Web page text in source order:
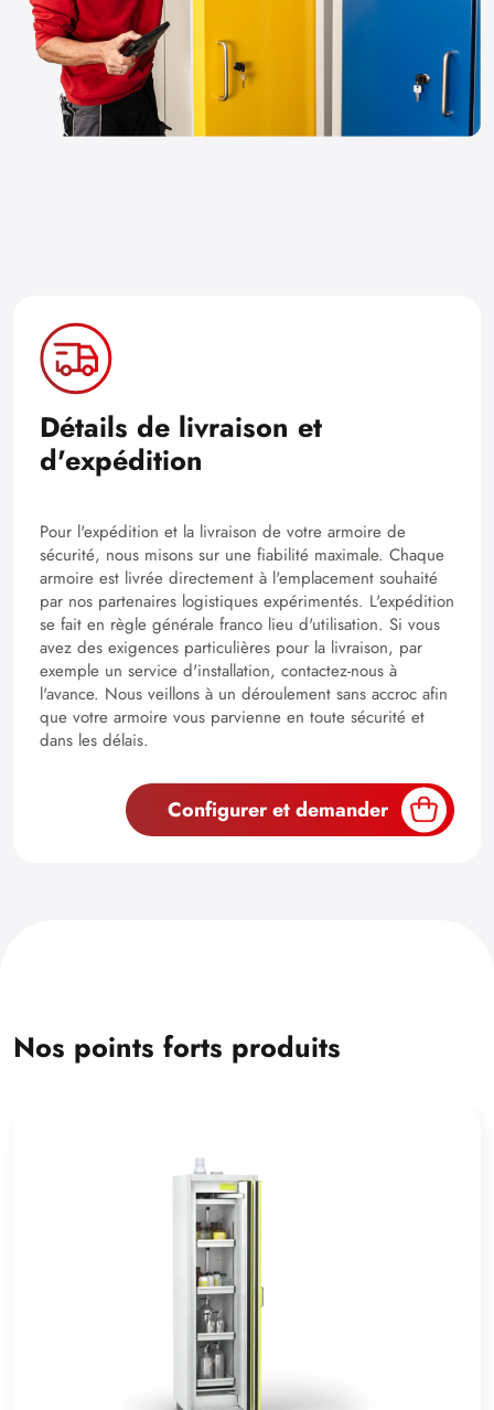
Détails de livraison et
d'expédition
Pour l'expédition et la livraison de votre armoire de
sécurité, nous misons sur une fiabilité maximale. Chaque
armoire est livrée directement à l'emplacement souhaité
par nos partenaires logistiques expérimentés. L'expédition
se fait en règle générale franco lieu d'utilisation. Si vous
avez des exigences particulières pour la livraison, par
exemple un service d'installation, contactez-nous à
l'avance. Nous veillons à un déroulement sans accroc afin
que votre armoire vous parvienne en toute sécurité et
dans les délais.
Configurer et demander
Nos points forts produits